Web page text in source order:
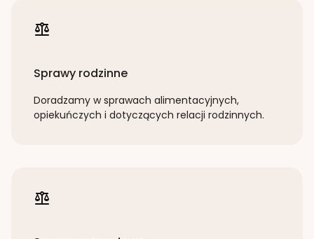
Sprawy rodzinne
Doradzamy w sprawach alimentacyjnych,
opiekuńczych i dotyczących relacji rodzinnych.